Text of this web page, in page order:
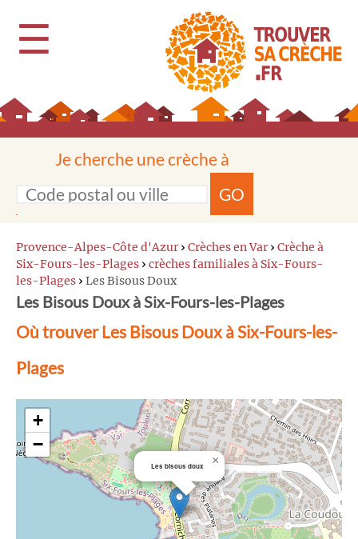
☰
Je cherche une crèche à
GO
Provence-Alpes-Côte d'Azur › Crèches en Var › Crèche à
Six-Fours-les-Plages › crèches familiales à Six-Fours-
les-Plages › Les Bisous Doux
Les Bisous Doux à Six-Fours-les-Plages
Où trouver Les Bisous Doux à Six-Fours-les-
Plages
Les bisous doux ×
+
−